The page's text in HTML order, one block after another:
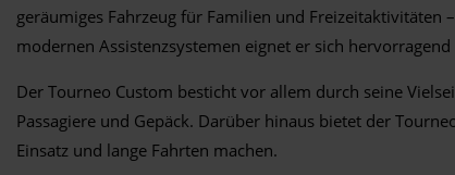
geräumiges Fahrzeug für Familien und
modernen Assistenzsystemen eignet er sich
Der Tourneo Custom besticht vor allem durch seine
Passagiere und Gepäck. Darüber hinaus bietet der
Einsatz und lange Fahrten machen.